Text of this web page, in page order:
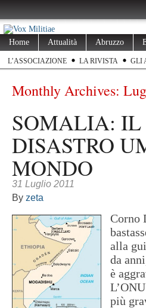
Home Attualità Abruzzo
L’ASSOCIAZIONE LA RIVISTA GLI
Monthly Archives:
SOMALIA: IL
DISASTRO
MONDO
31 Luglio 2011
By zeta
Corno
alla
da
è
più